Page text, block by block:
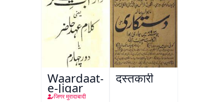
Waardaat-
e-Jigar
जिगर मुरादाबादी
दस्तकारी